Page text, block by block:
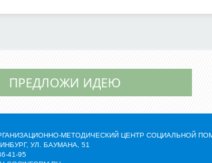
ПРЕДЛОЖИ ИДЕЮ
МЕТОДИЧЕСКИЙ ЦЕНТР СОЦИАЛЬНОЙ
УЛ. БАУМАНА, 51
41-95